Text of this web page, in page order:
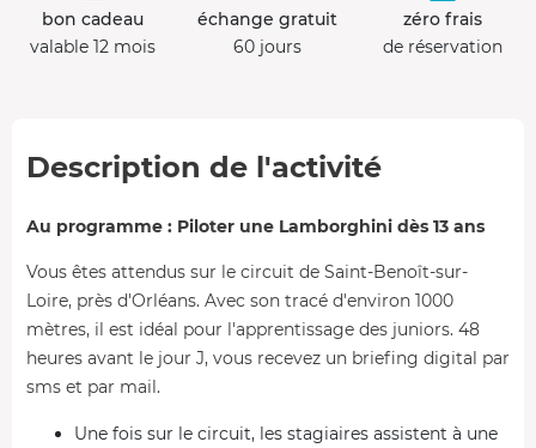
bon cadeau
valable 12 mois
échange gratuit
60 jours
zéro frais
de réservation
Description de l'activité
Au programme : Piloter une Lamborghini dès 13 ans
Vous êtes attendus sur le circuit de Saint-Benoît-sur-
Loire, près d'Orléans. Avec son tracé d'environ 1000
mètres, il est idéal pour l'apprentissage des juniors. 48
heures avant le jour J, vous recevez un briefing digital par
sms et par mail.
Une fois sur le circuit, les stagiaires assistent à une